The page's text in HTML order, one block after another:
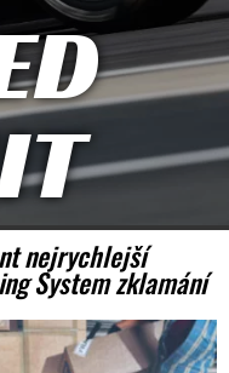
nejrychlejší
System zklamání